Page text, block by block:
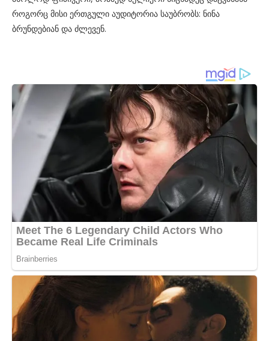
როგორც მისი ერთგული აუდიტორია საუბრობს: ნინა
ბრუნდებიან და ძლევენ.